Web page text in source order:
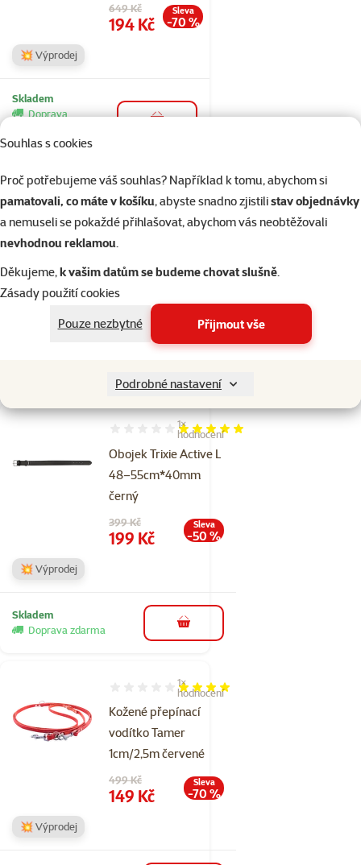
Souhlas s cookies
Proč potřebujeme váš souhlas? Například k tomu, abychom si
pamatovali, co máte v košíku, abyste snadno zjistilistav objednávky
a nemuseli se pokaždé přihlašovat, abychom vás neobtěžovali
nevhodnou reklamou.
Děkujeme,k vašim datům se budeme chovat slušně.
Zásady použití cookies
Pouze nezbytné
Přijmout vše
Podrobné nastavení
Původní cena
649 Kč
Cena
194 Kč
Sleva
-70 %
💥 Výprodej
Skladem
Doprava
Kožený obojek
BaF Denys 37cm
fuchsiový
Hodnocení 0%
Cena
299 Kč
💥 Výprodej
Obojek Trixie Active L
48–55cm*40mm
černý
Hodnocení 100%, počet hodnocení: 1
1×
hodnocení
Původní cena
399 Kč
Cena
199 Kč
Sleva
-50 %
💥 Výprodej
Skladem
Doprava zdarma
do košíku
Kožené přepínací
vodítko Tamer
1cm/2,5m červené
Hodnocení 80%, počet hodnocení: 1
1×
hodnocení
Původní cena
499 Kč
Cena
149 Kč
Sleva
-70 %
💥 Výprodej